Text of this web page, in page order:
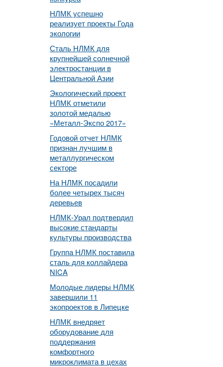
НЛМК успешно
реализует проекты Года
экологии
Сталь НЛМК для
крупнейшей солнечной
электростанции в
Центральной Азии
Экологический проект
НЛМК отметили
золотой медалью
«Металл-Экспо 2017»
Годовой отчет НЛМК
признан лучшим в
металлургическом
секторе
На НЛМК посадили
более четырех тысяч
деревьев
НЛМК-Урал подтвердил
высокие стандарты
культуры производства
Группа НЛМК поставила
сталь для коллайдера
NICA
Молодые лидеры НЛМК
завершили 11
экопроектов в Липецке
НЛМК внедряет
оборудование для
поддержания
комфортного
микроклимата в цехах